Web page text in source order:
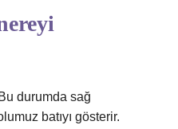
durumda sağ
batıyı gösterir.